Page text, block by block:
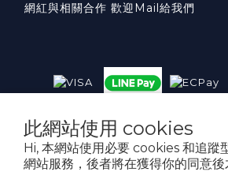
此網站使用 cookies
Hi, 本網站使用必要 cookies 和追蹤
網站服務，後者將在獲得你的同意後
網紅與相關合作 歡迎Mail給我們
威斯邁國際有限公司 統一編號
台北市內湖區民權東路六段